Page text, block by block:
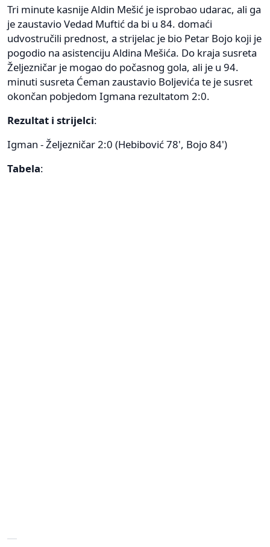
Tri minute kasnije Aldin Mešić je isprobao udarac, ali ga
je zaustavio Vedad Muftić da bi u 84. domaći
udvostručili prednost, a strijelac je bio Petar Bojo koji je
pogodio na asistenciju Aldina Mešića. Do kraja susreta
Željezničar je mogao do počasnog gola, ali je u 94.
minuti susreta Ćeman zaustavio Boljevića te je susret
okončan pobjedom Igmana rezultatom 2:0.
Rezultat i strijelci:
Igman - Željezničar 2:0 (Hebibović 78', Bojo 84')
Tabela: